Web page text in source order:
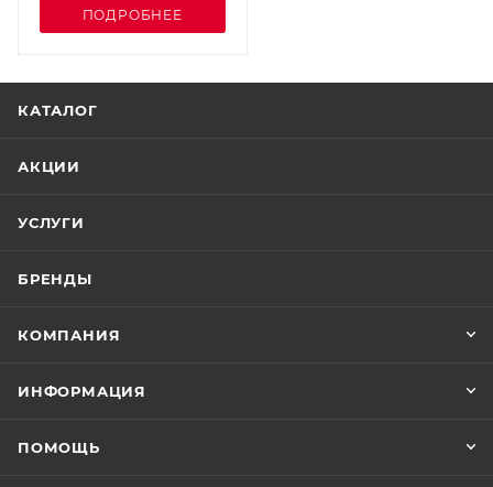
ПОДРОБНЕЕ
КАТАЛОГ
АКЦИИ
УСЛУГИ
БРЕНДЫ
КОМПАНИЯ
ИНФОРМАЦИЯ
ПОМОЩЬ